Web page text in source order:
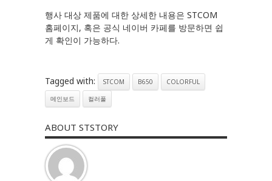
행사 대상 제품에 대한 상세한 내용은 STCOM
홈페이지, 혹은 공식 네이버 카페를 방문하면 쉽
게 확인이 가능하다.
Tagged with: STCOM B650
COLORFUL
메인보드
컬러풀
ABOUT STSTORY